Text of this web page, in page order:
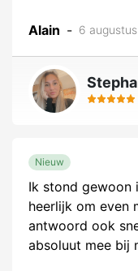
Alain - 6
Nieuw
Ik stond gewoon
heerlijk om even
antwoord ook
absoluut mee bij